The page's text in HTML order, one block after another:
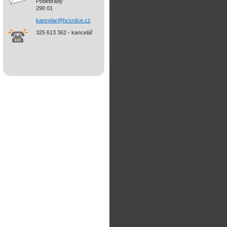
290 01
kancelar@hcsrdce.cz
325 613 362 - kancelář